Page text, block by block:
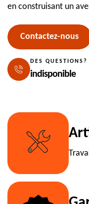
en construisant un
Contactez-nous
DES QUESTIONS?
indisponible